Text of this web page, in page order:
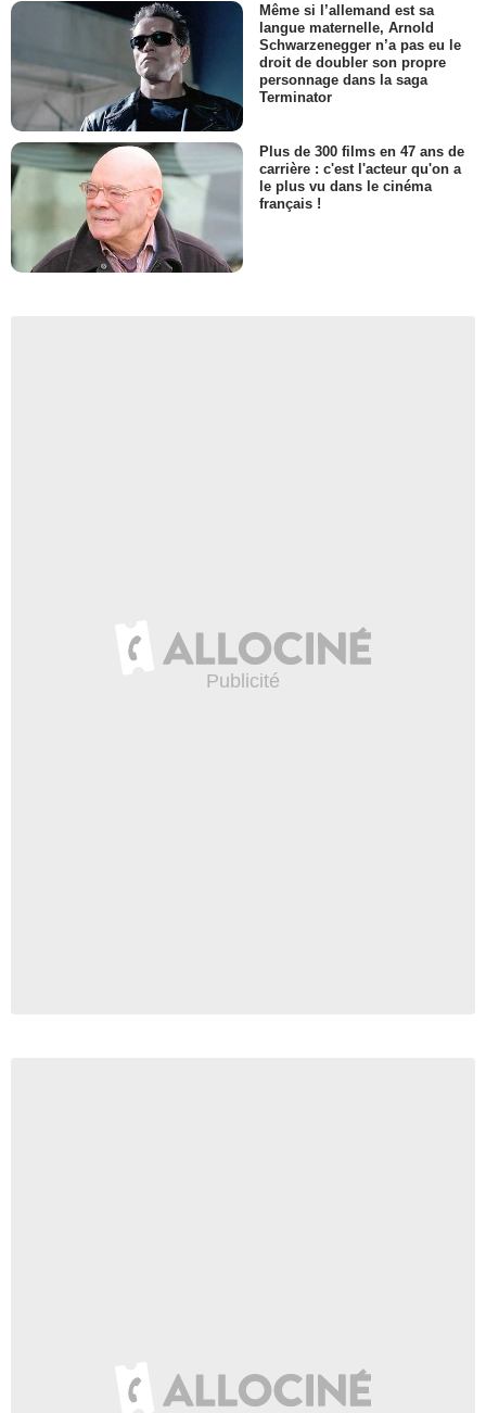
Même si l’allemand est sa
langue maternelle, Arnold
Schwarzenegger n’a pas eu le
droit de doubler son propre
personnage dans la saga
Terminator
Plus de 300 films en 47 ans de
carrière : c'est l'acteur qu'on a
le plus vu dans le cinéma
français !